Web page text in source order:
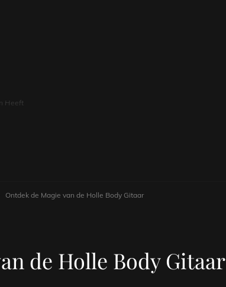
Heeft
Ontdek de Magie van de Holle Body Gitaar
de Holle Body Gitaar